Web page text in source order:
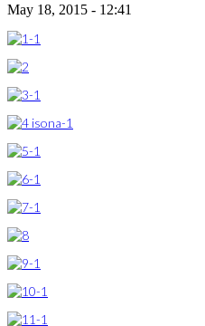
May 18, 2015 - 12:41